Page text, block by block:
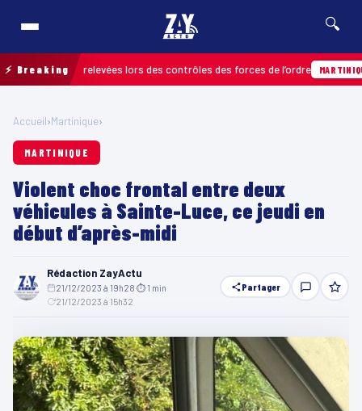
🔍
⚡ Breakingrelevées lors des contrôles des forces de l’ordre MARTINIQUE
Accueil›Martinique›
MARTINIQUE
Violent choc frontal entre deux
véhicules à Sainte-Luce, ce jeudi en
début d’après-midi
Rédaction ZayActu
21/12/2023 à 19h28 ⏱ 1 min
21/12/2023 à 15h32
Partager